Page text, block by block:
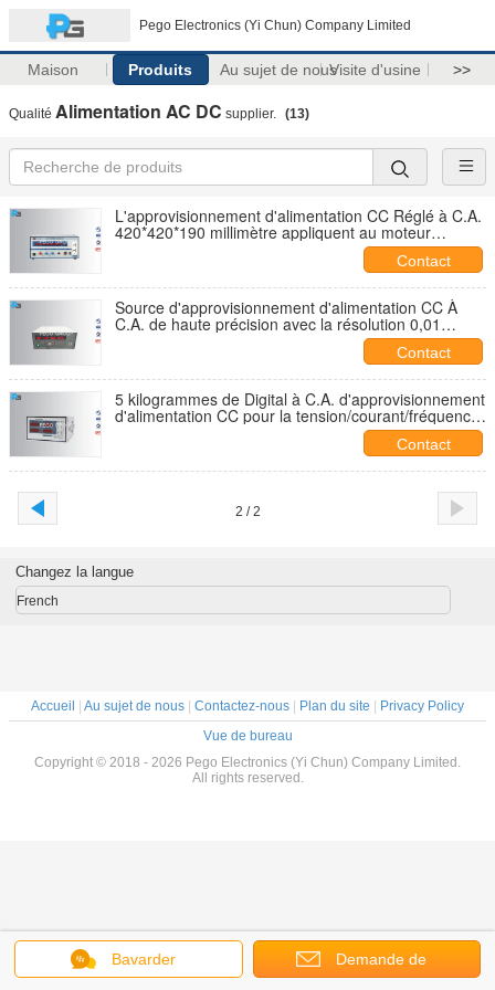
Pego Electronics (Yi Chun) Company Limited
Maison Produits Au sujet de nousVisite d'usine >>
Qualité Alimentation AC DC supplier. (13)
L'approvisionnement d'alimentation CC Réglé à C.A.
420*420*190 millimètre appliquent au moteur
Contact
Source d'approvisionnement d'alimentation CC À
C.A. de haute précision avec la résolution 0,01
Contact
5 kilogrammes de Digital à C.A. d'approvisionnement
d'alimentation CC pour la tension/courant/fréquence
Contact
2 / 2
Bavarder Demande de
Changez la langue
French
Accueil Au sujet de nous Contactez-nous Plan du site
Privacy Policy
Vue de bureau
Copyright © 2018 - 2026 Pego Electronics (Yi Chun) Company Limited.
All rights reserved.